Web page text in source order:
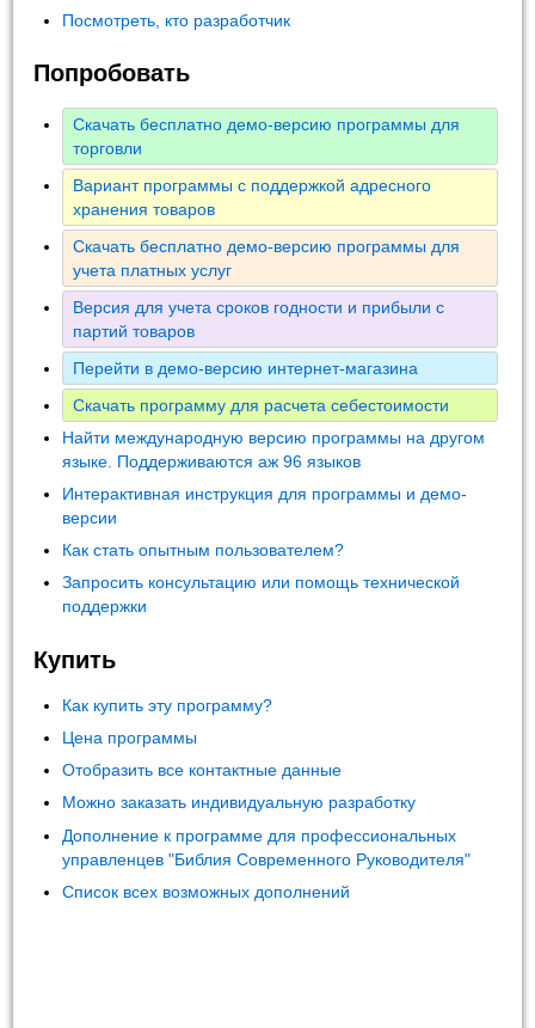
Посмотреть, кто разработчик
Попробовать
Скачать бесплатно демо-версию программы для
торговли
Вариант программы с поддержкой адресного
хранения товаров
Скачать бесплатно демо-версию программы для
учета платных услуг
Версия для учета сроков годности и прибыли с
партий товаров
Перейти в демо-версию интернет-магазина
Скачать программу для расчета себестоимости
Найти международную версию программы на другом
языке. Поддерживаются аж 96 языков
Интерактивная инструкция для программы и демо-
версии
Как стать опытным пользователем?
Запросить консультацию или помощь технической
поддержки
Купить
Как купить эту программу?
Цена программы
Отобразить все контактные данные
Можно заказать индивидуальную разработку
Дополнение к программе для профессиональных
управленцев "Библия Современного Руководителя"
Список всех возможных дополнений